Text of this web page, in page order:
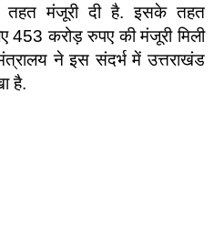
मंजूरी दी है. इसके तहत
453 करोड़ रुपए की मंजूरी मिली
ने इस संदर्भ में उत्तराखंड
है.